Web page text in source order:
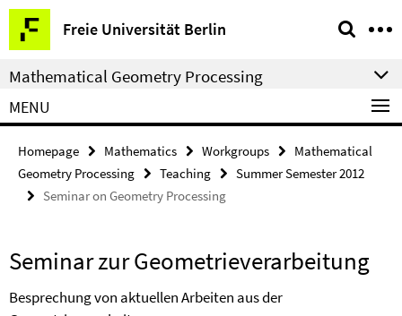
Springe
direkt
zu
Inhalt
Freie Universität Berlin
Service
Navigation
Mathematical Geometry Processing
MENU
Homepage Mathematics Workgroups
Mathematical
Geometry Processing
Teaching
Summer Semester 2012
Seminar on Geometry Processing
Seminar zur Geometrieverarbeitung
Besprechung von aktuellen Arbeiten aus der